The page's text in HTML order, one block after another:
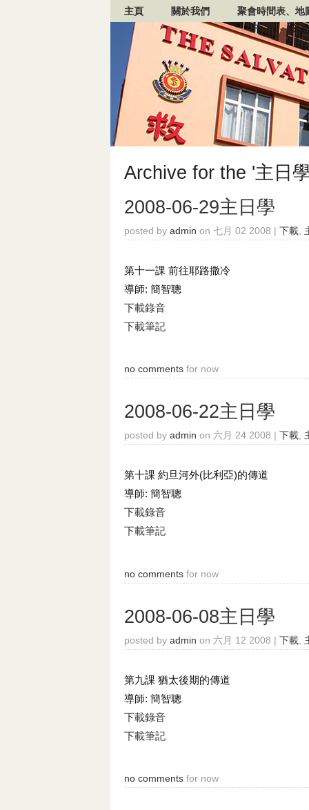
主頁 關於我們 聚會時間表、地
Archive for the '主日
2008-06-29主日學
posted by admin on 七月 02 2008 | 下載
第十一課 前往耶路撒冷
導師: 簡智聰
下載錄音
下載筆記
no comments for now
2008-06-22主日學
posted by admin on 六月 24 2008 | 下載,
第十課 約旦河外(比利亞)的傳道
導師: 簡智聰
下載錄音
下載筆記
no comments for now
2008-06-08主日學
posted by admin on 六月 12 2008 | 下載
第九課 猶太後期的傳道
導師: 簡智聰
下載錄音
下載筆記
no comments for now